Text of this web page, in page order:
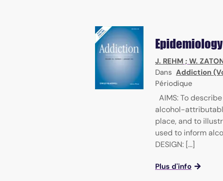
J. REHM ; W.
Dans Addiction
Périodique
AIMS: To
alcohol-
place, and to
used to inform
DESIGN: [...]
Plus d'info